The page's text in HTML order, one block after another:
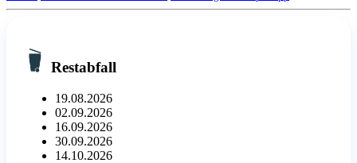
Restabfall
19.08.2026
02.09.2026
16.09.2026
30.09.2026
14.10.2026